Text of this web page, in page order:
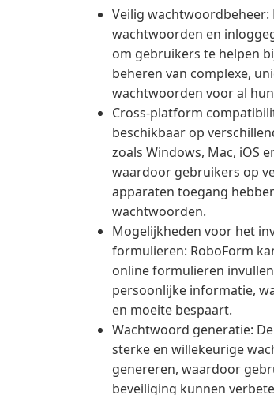
Veilig wachtwoordbeheer:
wachtwoorden en
om gebruikers te helpen
beheren van complexe,
wachtwoorden voor al
Cross-platform
beschikbaar op
zoals Windows, Mac, iOS
waardoor gebruikers op
apparaten toegang
wachtwoorden.
Mogelijkheden voor het
formulieren: RoboForm
online formulieren
persoonlijke informatie,
en moeite bespaart.
Wachtwoord generatie:
sterke en willekeurige
genereren, waardoor
beveiliging kunnen